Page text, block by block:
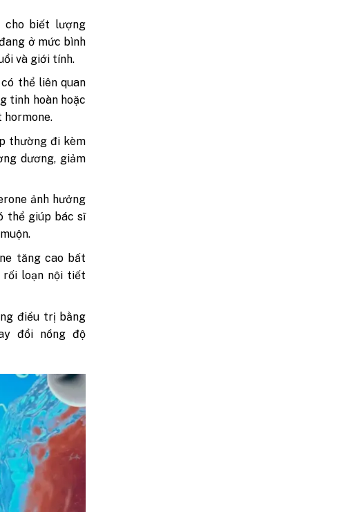
biết lượng
ở mức bình
và giới tính.
thể liên quan
tinh hoàn hoặc
hormone.
thường đi kèm
dương, giảm
ảnh hưởng
thể giúp bác sĩ
tăng cao bất
rối loạn nội tiết
điều trị bằng
đổi nồng độ